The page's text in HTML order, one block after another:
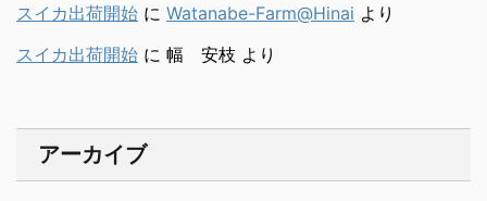
スイカ出荷開始 に Watanabe-Farm@Hinai より
スイカ出荷開始 に 幅 安枝 より
アーカイブ